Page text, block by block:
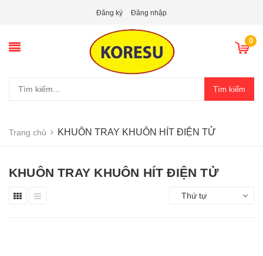
Đăng ký Đăng nhập
0
Tìm kiếm
Trang chủ KHUÔN TRAY KHUÔN HÍT ĐIỆN TỬ
KHUÔN TRAY KHUÔN HÍT ĐIỆN TỬ
Thứ tự